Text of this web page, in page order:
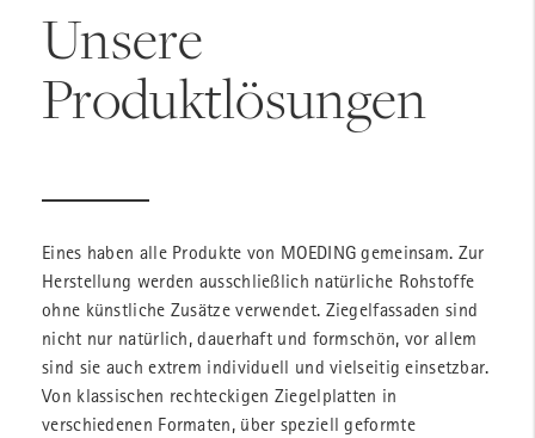
Unsere
Produktlösungen
Eines haben alle Produkte von MOEDING gemeinsam. Zur
Herstellung werden ausschließlich natürliche Rohstoffe
ohne künstliche Zusätze verwendet. Ziegelfassaden sind
nicht nur natürlich, dauerhaft und formschön, vor allem
sind sie auch extrem individuell und vielseitig einsetzbar.
Von klassischen rechteckigen Ziegelplatten in
verschiedenen Formaten, über speziell geformte